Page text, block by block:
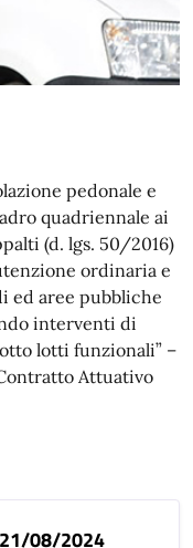
pedonale e
quadriennale ai
(d. lgs. 50/2016)
ordinaria e
ed aree pubbliche
interventi di
lotti funzionali” –
Attuativo
21/08/2024